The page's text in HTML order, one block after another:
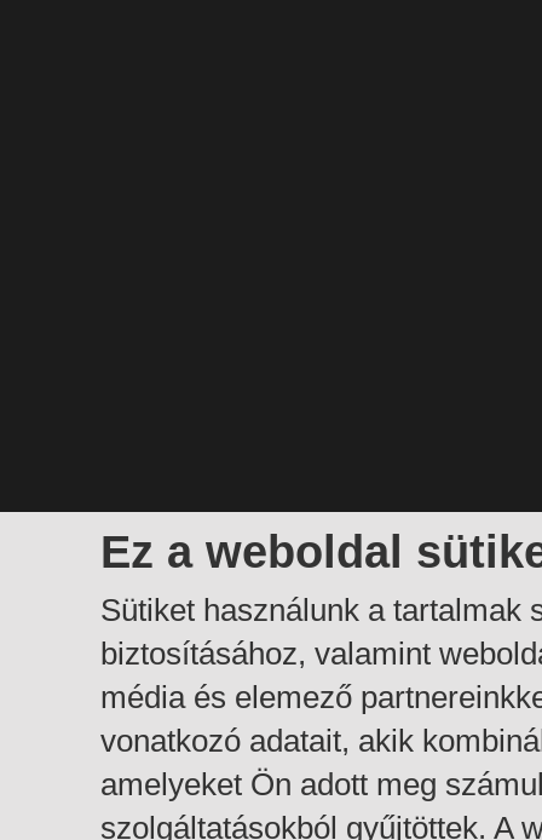
Ez a weboldal
Sütiket használunk a tartalmak
biztosításához, valamint
média és elemező
vonatkozó adatait, akik
amelyeket Ön adott meg
szolgáltatásokból gyűjtöttek. A